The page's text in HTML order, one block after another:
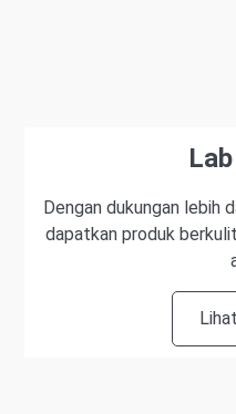
Dengan dukungan lebih
dapatkan produk